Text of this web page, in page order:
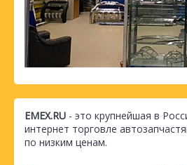
EMEX.RU - это крупнейшая в
интернет торговле
по низким ценам.